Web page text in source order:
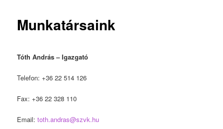
Munkatársaink
Tóth András – Igazgató
Telefon: +36 22 514 126
Fax: +36 22 328 110
Email:toth.andras@szvk.hu